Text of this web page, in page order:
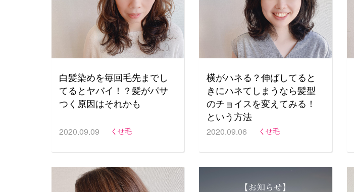
白髪染めを毎回毛先までし
てるとヤバイ！？髪がパサ
つく原因はそれかも
2020.09.09 くせ毛
横がハネる？伸ばしてると
きにハネてしまうなら髪型
のチョイスを変えてみる！
という方法
2020.09.06 くせ毛